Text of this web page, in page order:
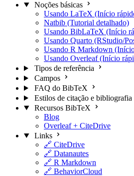
Noções básicas
Usando LaTeX (Início
Natbib (Tutorial detalhado)
Usando BibLaTeX (Início
Usando Quarto (RStudio/
Usando R Markdown
Usando Overleaf (Início
Tipos de referência
Campos
FAQ do BibTeX
Estilos de citação e bibliografia
Recursos BibTeX
Blog
Overleaf + CiteDrive
Links
🔗 CiteDrive
🔗 Datanautes
🔗 R Markdown
🔗 BehaviorCloud